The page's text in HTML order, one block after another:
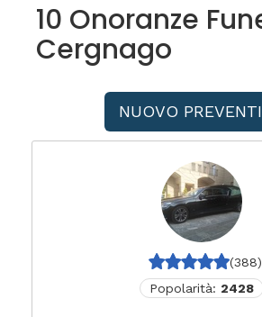
10 Onoranze
Cergnago
NUOVO
(388)
Popolarità: 2428